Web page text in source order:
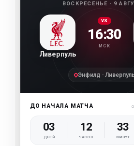
ВОСКРЕСЕНЬЕ · 9
Ливерпуль
VS
16:30
МСК
Энфилд ·
ДО НАЧАЛА МАТЧА
03
ДНЕЙ
12
ЧАСОВ
33
МИНУТ